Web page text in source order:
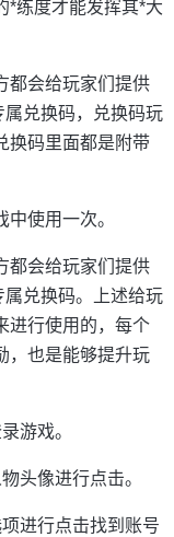
*练度才能发挥其*大
都会给玩家们提供
兑换码，兑换码玩
换码里面都是附带
使用一次。
都会给玩家们提供
兑换码。上述给玩
进行使用的，每个
，也是能够提升玩
游戏。
头像进行点击。
进行点击找到账号